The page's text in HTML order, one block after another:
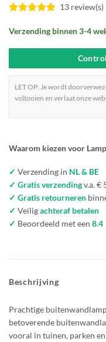
€472,90.
13 review(s)
Verzending binnen 3-4
LET OP: Je wordt
voltooien en verlaat onze
Waarom kiezen voor
✓ Verzending in NL & BE
✓ Gratis verzendingv.a. €
✓ Gratis retourneren
✓ Veiligachteraf betalen
✓ Beoordeeld met een 8.4
Beschrijving
Prachtige
betoverende
vooral in tuinen, parken